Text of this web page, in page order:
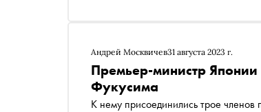
Андрей Москвичев31 августа 2023 г.
Премьер-министр
Фукусима
К нему присоединились трое членов